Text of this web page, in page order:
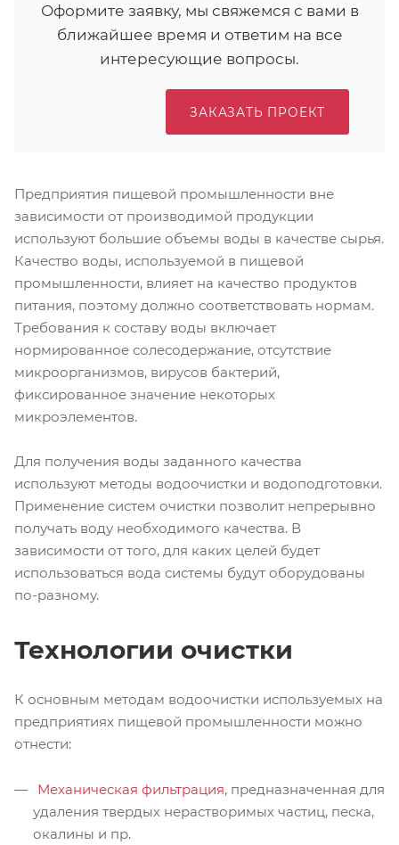
Оформите заявку, мы свяжемся с вами в
ближайшее время и ответим на все
интересующие вопросы.
ЗАКАЗАТЬ ПРОЕКТ
Предприятия пищевой промышленности вне
зависимости от производимой продукции
используют большие объемы воды в качестве сырья.
Качество воды, используемой в пищевой
промышленности, влияет на качество продуктов
питания, поэтому должно соответствовать нормам.
Требования к составу воды включает
нормированное солесодержание, отсутствие
микроорганизмов, вирусов бактерий,
фиксированное значение некоторых
микроэлементов.
Для получения воды заданного качества
используют методы водоочистки и водоподготовки.
Применение систем очистки позволит непрерывно
получать воду необходимого качества. В
зависимости от того, для каких целей будет
использоваться вода системы будут оборудованы
по-разному.
Технологии очистки
К основным методам водоочистки используемых на
предприятиях пищевой промышленности можно
отнести:
Механическая фильтрация, предназначенная для
удаления твердых нерастворимых частиц, песка,
окалины и пр.